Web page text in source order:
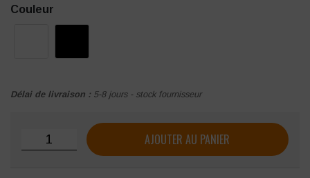
Couleur
Délai de livraison : 5-8 jours - stock fournisseur
quantité de Tunique SNV NoemiAJOUTER AU PANIER